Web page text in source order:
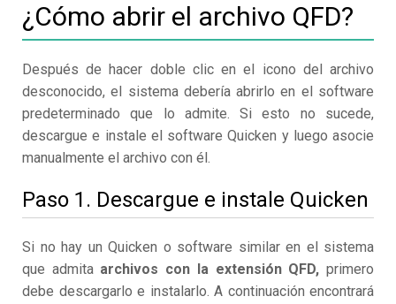
¿Cómo abrir el archivo QFD?
Después de hacer doble clic en el icono del archivo
desconocido, el sistema debería abrirlo en el software
predeterminado que lo admite. Si esto no sucede,
descargue e instale el software Quicken y luego asocie
manualmente el archivo con él.
Paso 1. Descargue e instale Quicken
Si no hay un Quicken o software similar en el sistema
que admita archivos con la extensión QFD, primero
debe descargarlo e instalarlo. A continuación encontrará